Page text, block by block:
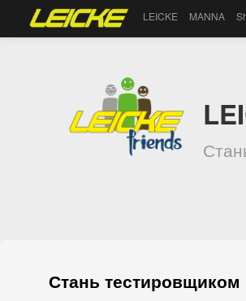
LEICKE MANNA
Стань